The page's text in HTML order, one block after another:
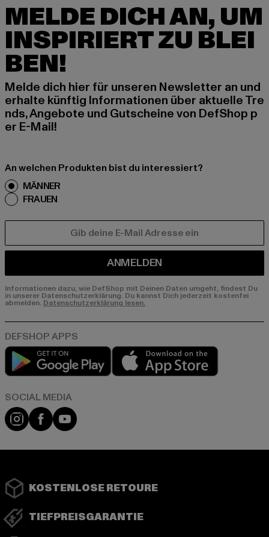
MELDE DICH AN, UM
INSPIRIERT ZU BLEI
BEN!
Melde dich hier für unseren Newsletter an und
erhalte künftig Informationen über aktuelle Tre
nds, Angebote und Gutscheine von DefShop p
er E-Mail!
An welchen Produkten bist du interessiert?
MÄNNER
FRAUEN
ANMELDEN
Informationen dazu, wie DefShop mit Deinen Daten umgeht, findest Du
in unserer Datenschutzerklärung. Du kannst Dich jederzeit kostenfei
abmelden. Datenschutzerklärung lesen.
Play market
Instagram
FacebookYouTube
KOSTENLOSE RETOURE
TIEFPREISGARANTIE